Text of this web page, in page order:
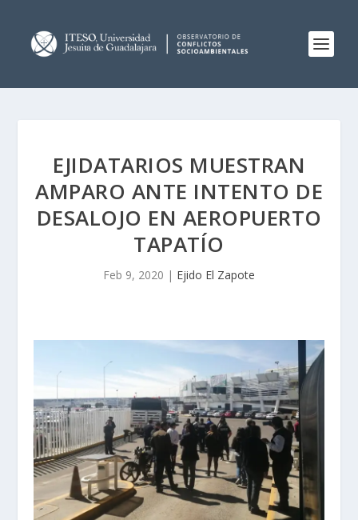
EJIDATARIOS MUESTRAN
AMPARO ANTE INTENTO DE
DESALOJO EN AEROPUERTO
TAPATÍO
Feb 9, 2020 | Ejido El Zapote